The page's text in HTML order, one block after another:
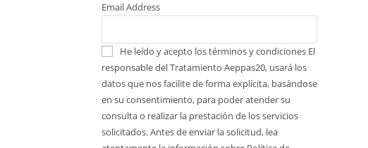
Email Address
He leído y acepto los términos y condiciones El
responsable del Tratamiento Aeppas20, usará los
datos que nos facilite de forma explícita, basándose
en su consentimiento, para poder atender su
consulta o realizar la prestación de los servicios
solicitados. Antes de enviar la solicitud, lea